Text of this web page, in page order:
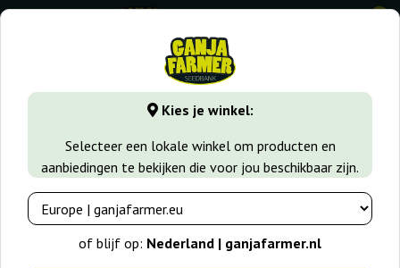
Kies je winkel:
Selecteer een lokale winkel om producten en
aanbiedingen te bekijken die voor jou beschikbaar zijn.
of blijf op: Nederland | ganjafarmer.nl
0
GanjaFarmer.nl Seedbanks Seed Stockers
Seed Stockers Wietzaden
Filters Sorteren